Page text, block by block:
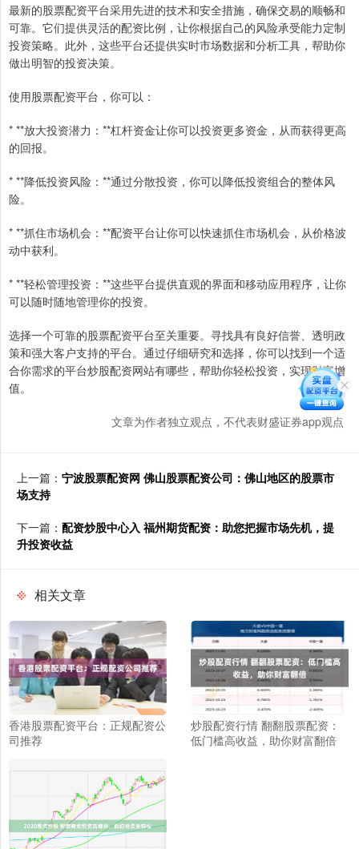
最新的股票配资平台采用先进的技术和安全措施，确保交易的顺畅和
可靠。它们提供灵活的配资比例，让你根据自己的风险承受能力定制
投资策略。此外，这些平台还提供实时市场数据和分析工具，帮助你
做出明智的投资决策。
使用股票配资平台，你可以：
* **放大投资潜力：**杠杆资金让你可以投资更多资金，从而获得更高
的回报。
* **降低投资风险：**通过分散投资，你可以降低投资组合的整体风
险。
* **抓住市场机会：**配资平台让你可以快速抓住市场机会，从价格波
动中获利。
* **轻松管理投资：**这些平台提供直观的界面和移动应用程序，让你
可以随时随地管理你的投资。
选择一个可靠的股票配资平台至关重要。寻找具有良好信誉、透明政
策和强大客户支持的平台。通过仔细研究和选择，你可以找到一个适
合你需求的平台炒股配资网站有哪些，帮助你轻松投资，实现财富增
值。
文章为作者独立观点，不代表财盛证券app观点
上一篇： 宁波股票配资网 佛山股票配资公司：佛山地区的股票市
场支持
下一篇： 配资炒股中心入 福州期货配资：助您把握市场先机，提
升投资收益
相关文章
香港股票配资平台：正规配资公
司推荐
炒股配资行情 翻翻股票配资：
低门槛高收益，助你财富翻倍